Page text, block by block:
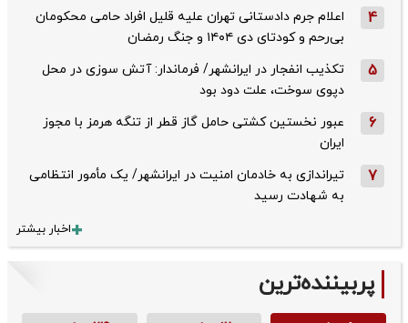
4
اعلام جرم دادستانی تهران علیه قلیل افراد حامی محکومان
بی‌رحم و کودتای دی‌ ۱۴۰۴ و جنگ رمضان
5
تکذیب ‌انفجار در ایرانشهر/ فرماندار: آتش سوزی در محل
دپوی سوخت، علت دود بود
6
عبور نخستین کشتی حامل گاز قطر از تنگه هرمز با مجوز
ایران
7
تیراندازی به خادمان امنیت در ایرانشهر/ یک مأمور انتظامی
به شهادت رسید
اخبار بیشتر
پربیننده‌ترین